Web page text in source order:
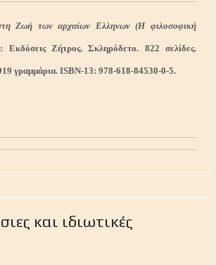
Ζωή των αρχαίων Ελληνων (H φιλοσοφική
Εκδόσεις Ζήτρος. Σκληρόδετο. 822 σελίδες.
γραμμάρια. ISBN-13: 978-618-84530-0-5.
και ιδιωτικές